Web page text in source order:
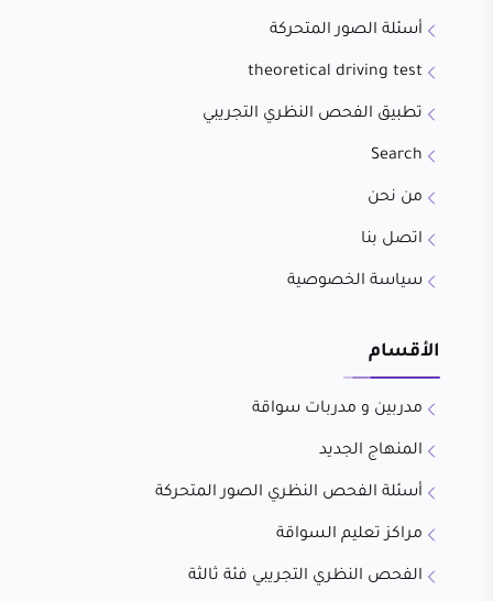
أسئلة الصور المتحركة
theoretical driving test
تطبيق الفحص النظري التجريبي
Search
من نحن
اتصل بنا
سياسة الخصوصية
الأقسام
مدربين و مدربات سواقة
المنهاج الجديد
أسئلة الفحص النظري الصور المتحركة
مراكز تعليم السواقة
الفحص النظري التجريبي فئة ثالثة